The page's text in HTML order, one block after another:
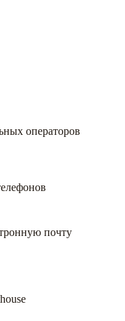
операторов
почту